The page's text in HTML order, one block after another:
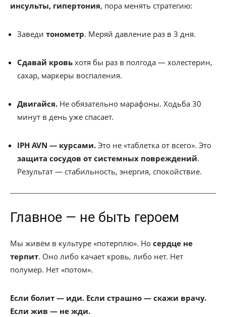
инсульты, гипертония, пора менять стратегию:
Заведи тонометр. Меряй давление раз в 3 дня.
Сдавай кровь хотя бы раз в полгода — холестерин,
сахар, маркеры воспаления.
Двигайся. Не обязательно марафоны. Ходьба 30
минут в день уже спасает.
IPH AVN — курсами. Это не «таблетка от всего». Это
защита сосудов от системных повреждений.
Результат — стабильность, энергия, спокойствие.
Главное — не быть героем
Мы живём в культуре «потерплю». Но сердце не
терпит. Оно либо качает кровь, либо нет. Нет
полумер. Нет «потом».
Если болит — иди. Если страшно — скажи врачу.
Если жив — не жди.